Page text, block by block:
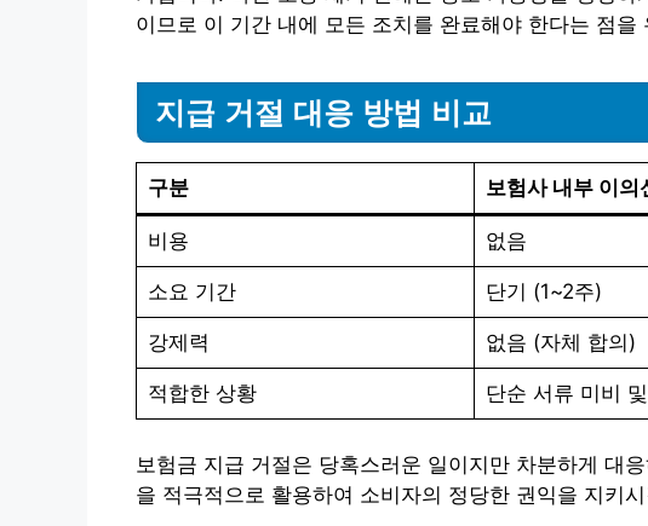
이므로 이 기간 내에 모든 조치를 완료해야 한다는 점을
지급 거절 대응 방법 비교
구분 보험사 내부 이의
비용 없음
소요 기간 단기 (1~2주)
강제력 없음 (자체 합의)
적합한 상황 단순 서류 미비
보험금 지급 거절은 당혹스러운 일이지만 차분하게 대
을 적극적으로 활용하여 소비자의 정당한 권익을 지키